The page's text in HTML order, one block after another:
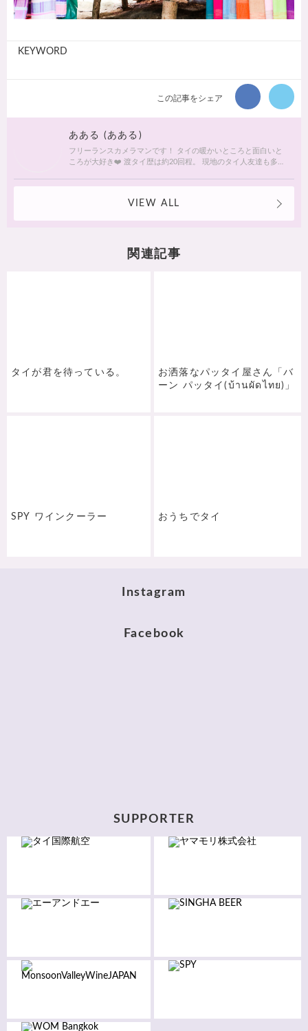
KEYWORD
この記事をシェア
あある (あある)
フリーランスカメラマンです！ タイの暖かいところと面白いと
ころが大好き❤️ 渡タイ歴は約20回程。 現地のタイ人友達も多い
VIEW ALL
関連記事
タイが君を待っている。
お洒落なパッタイ屋さん「バ
ーン パッタイ(บ้านผัดไทย)」
SPY ワインクーラー おうちでタイ
Instagram
Facebook
SUPPORTER